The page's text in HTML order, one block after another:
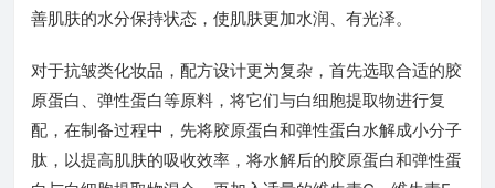
善肌肤的水分保持状态，使肌肤更加水润、有光泽。
对于抗皱类化妆品，配方设计更为复杂，首先选取合适的胶
原蛋白、弹性蛋白等原料，将它们与白细胞提取物进行复
配，在制备过程中，先将胶原蛋白和弹性蛋白水解成小分子
肽，以提高肌肤的吸收效率，将水解后的胶原蛋白和弹性蛋